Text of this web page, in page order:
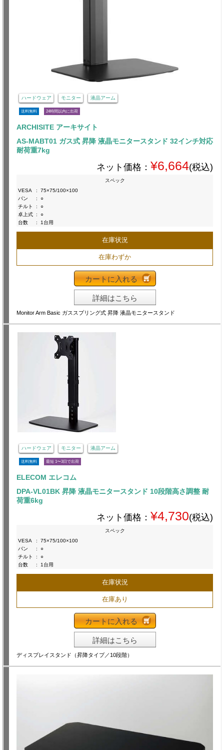
ハードウェア モニター 液晶アーム
送料無料 24時間以内に出荷
ARCHISITE アーキサイト
AS-MABT01 ガス式 昇降 液晶モニタースタンド 32インチ対応
耐荷重7kg
ネット価格： ¥6,664(税込)
スペック
VESA
:
75×75/100×100
パン
:
○
チルト
:
○
卓上式 :
○
台数
: 1台用
在庫状況
在庫わずか
カートに入れる
詳細はこちら
Monitor Arm Basic ガススプリング式 昇降 液晶モニタースタンド
ハードウェア モニター 液晶アーム
送料無料 最短 1〜3日で出荷
ELECOM エレコム
DPA-VL01BK 昇降 液晶モニタースタンド 10段階高さ調整 耐
荷重6kg
ネット価格： ¥4,730(税込)
スペック
VESA
:
75×75/100×100
パン
:
○
チルト
:
○
台数
: 1台用
在庫状況
在庫あり
カートに入れる
詳細はこちら
ディスプレイスタンド（昇降タイプ／10段階）